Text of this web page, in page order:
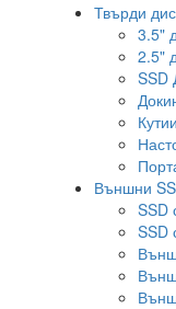
Твърди
3.5"
2.5"
SSD
Външни
SSD
SSD